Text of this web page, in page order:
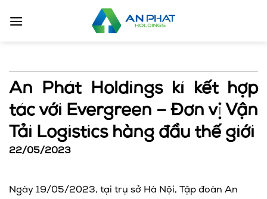
qua
An Phát Holdings kí kết hợp
tác với Evergreen – Đơn vị Vận
Tải Logistics hàng đầu thế giới
22/05/2023
Ngày 19/05/2023, tại trụ sở Hà Nội, Tập đoàn An